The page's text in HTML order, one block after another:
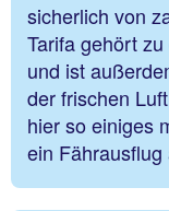
sicherlich von
Tarifa gehört
und ist
der frischen
hier so einiges
ein